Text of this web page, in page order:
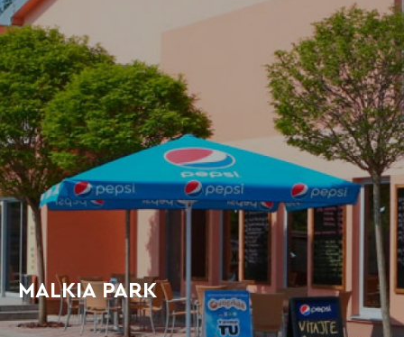
MALKIA PARK